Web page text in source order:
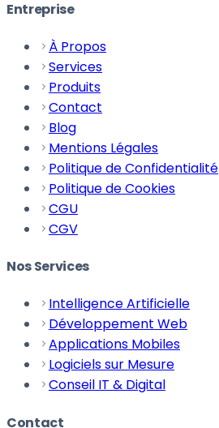
Entreprise
À Propos
Services
Produits
Contact
Blog
Mentions Légales
Politique de Confidentialité
Politique de Cookies
CGU
CGV
Nos Services
Intelligence Artificielle
Développement Web
Applications Mobiles
Logiciels sur Mesure
Conseil IT & Digital
Contact